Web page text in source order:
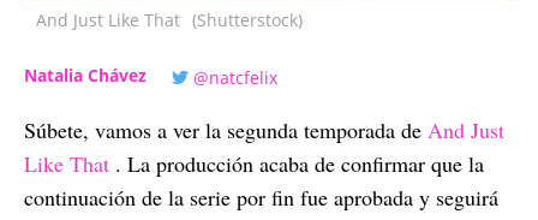
And Just Like That (Shutterstock)
Natalia Chávez @natcfelix
Súbete, vamos a ver la segunda temporada de And Just
Like That . La producción acaba de confirmar que la
continuación de la serie por fin fue aprobada y seguirá